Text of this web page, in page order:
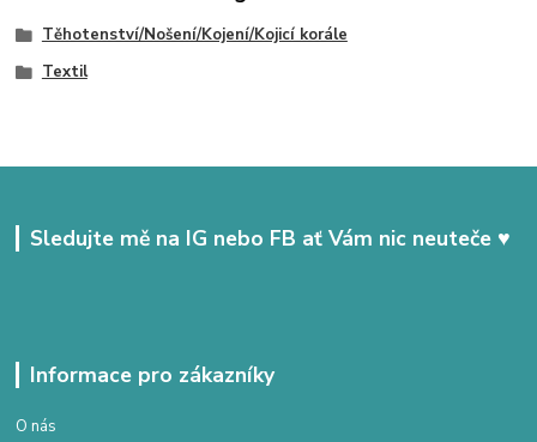
Těhotenství/Nošení/Kojení/Kojicí korále
Textil
Sledujte mě na IG nebo FB ať Vám nic neuteče ♥
Informace pro zákazníky
O nás